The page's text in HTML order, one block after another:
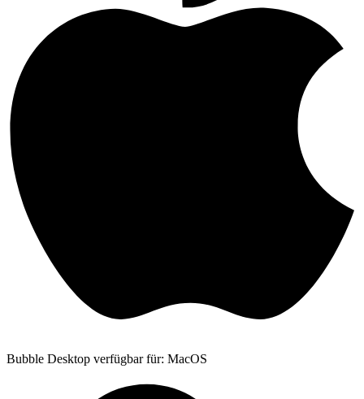
Bubble Desktop verfügbar für: MacOS